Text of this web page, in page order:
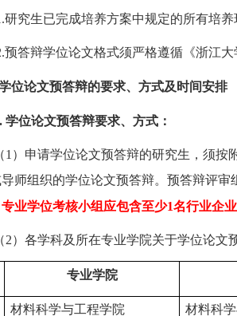
研究生已完成培养方案中规定的所有培养
预答辩学位论文格式须严格遵循《浙江大
位论文预答辩的要求、方式及时间安排
学位论文预答辩要求、方式：
（1）申请学位论文预答辩的研究生，须按
师组织的学位论文预答辩。 预答辩评审
专业学位考核小组应包含至少1名行业企业
（2）各学科及所在专业学院关于学位论文
专业学院
材料科学与工程学院 材料科